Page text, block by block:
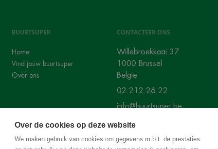
Over de cookies op deze website
We maken gebruik van cookies om gegevens m.b.t. de prestaties
BUURTSUPER
Home
Vind jouw buurtsuper
Over ons
CONTACTEER ONS
Willebroekkaai 37
1000 Brussel
België
02 212 26 22
info@buurtsuper.be
SOCIALS